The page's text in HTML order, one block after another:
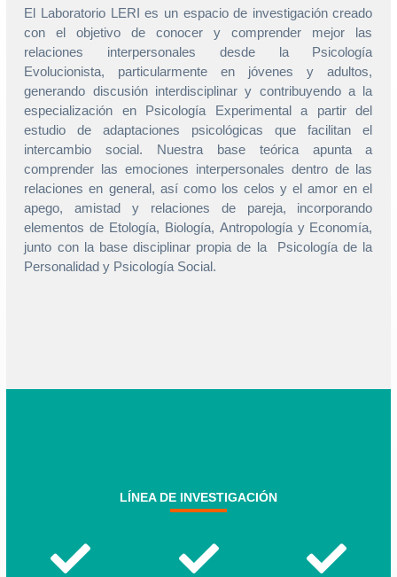
El Laboratorio LERI es un espacio de investigación creado
con el objetivo de conocer y comprender mejor las
relaciones interpersonales desde la Psicología
Evolucionista, particularmente en jóvenes y adultos,
generando discusión interdisciplinar y contribuyendo a la
especialización en Psicología Experimental a partir del
estudio de adaptaciones psicológicas que facilitan el
intercambio social. Nuestra base teórica apunta a
comprender las emociones interpersonales dentro de las
relaciones en general, así como los celos y el amor en el
apego, amistad y relaciones de pareja, incorporando
elementos de Etología, Biología, Antropología y Economía,
junto con la base disciplinar propia de la Psicología de la
Personalidad y Psicología Social.
LÍNEA DE INVESTIGACIÓN